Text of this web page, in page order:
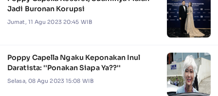
Jadi Buronan Korupsi
Jumat, 11 Agu 2023 20:45 WIB
Poppy Capella Ngaku Keponakan Inul
Daratista: ''Ponakan Siapa Ya??''
Selasa, 08 Agu 2023 15:08 WIB